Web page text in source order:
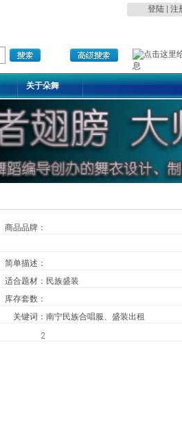
登陆 注
关于朵舞
商品品牌：
简单描述：
适合题材 ： 民族盛装
库存套数 ：
关键词 ： 南宁民族合唱服、盛装出租
2